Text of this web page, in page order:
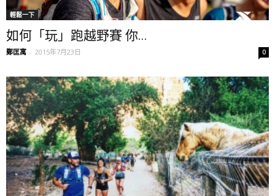
輕鬆一下
如何「玩」跑越野賽 你...
鄭匡寓 - 2015年7月23日 0